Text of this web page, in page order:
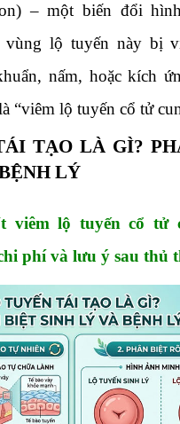
– một biến đổi
lộ tuyến này bị
nấm, hoặc kích
“viêm lộ tuyến cổ tử
TẠO LÀ GÌ?
LÝ
viêm lộ tuyến cổ tử
phí và lưu ý sau thủ